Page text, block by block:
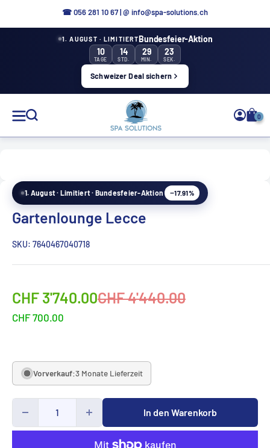
☎ 056 281 10 67|@ info@spa-solutions.ch
1. AUGUST · LIMITIERTBundesfeier-Aktion
10
TAGE
14
STD.
29
MIN.
23
SEK.
Schweizer Deal sichern
Solutions
0
1. August · Limitiert · Bundesfeier-Aktion −17.91%
Gartenlounge Lecce
SKU: 7640467040718
Sonderpreis
CHF 3'740.00Normalpreis
CHF 4'440.00
CHF 700.00
Vorverkauf:3 Monate Lieferzeit
In den Warenkorb